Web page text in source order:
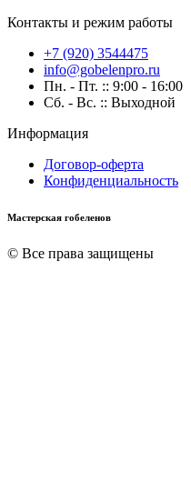
Контакты и режим работы
+7 (920) 3544475
info@gobelenpro.ru
Пн. - Пт. :: 9:00 - 16:00
Сб. - Вс. :: Выходной
Информация
Договор-оферта
Конфиденциальность
Мастерская гобеленов
© Все права защищены